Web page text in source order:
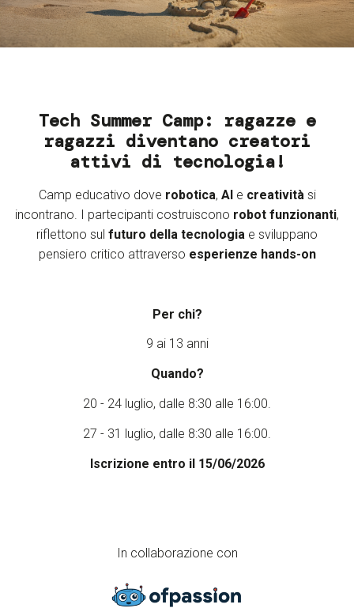
Servizi e accessibilità
Contatti
Biglietti
Tech Summer Camp: ragazze e
ragazzi diventano creatori
attivi di tecnologia!
Camp educativo dove robotica, AIe creatività si
incontrano. I partecipanti costruiscono robot funzionanti,
riflettono sul futuro della tecnologia e sviluppano
pensiero critico attraverso esperienze hands-on
Per chi?
9 ai 13 anni
Quando?​
20 - 24 luglio​, dalle 8:30 alle 16:00.
27 - 31 luglio, dalle 8:30 alle 16:00.
Iscrizione entro il 15/06/2026
In collaborazione con